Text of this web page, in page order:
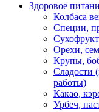
Здоровое
Колбаса
Специи,
Орехи,
Крупы,
Сладости
работы)
Какао,
Урбеч,